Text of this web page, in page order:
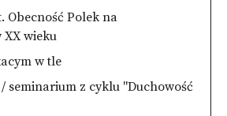
Obecność Polek na
wieku
w tle
seminarium z cyklu "Duchowość